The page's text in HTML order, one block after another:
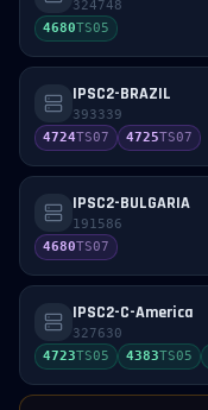
324748
4680TS05
IPSC2-BRAZIL
393339
4724TS07 4725TS07
IPSC2-BULGARIA
191586
4680TS07
IPSC2-C-America
327630
4723TS05 4383TS05